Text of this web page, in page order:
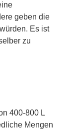
geben die
Es ist
zu
400-800 L
Mengen